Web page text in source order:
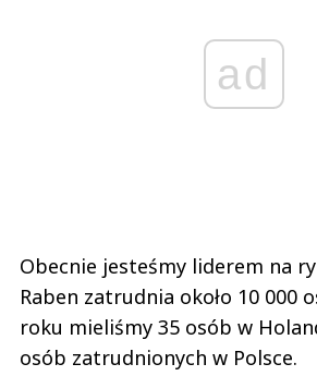
ad
Obecnie jesteśmy liderem na
Raben zatrudnia około 10 000
roku mieliśmy 35 osób w
osób zatrudnionych w Polsce.